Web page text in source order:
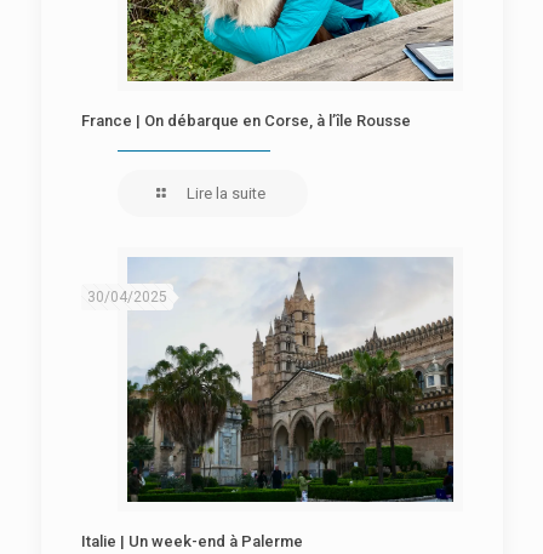
France | On débarque en Corse, à l’île Rousse
Lire la suite
30/04/2025
Italie | Un week-end à Palerme